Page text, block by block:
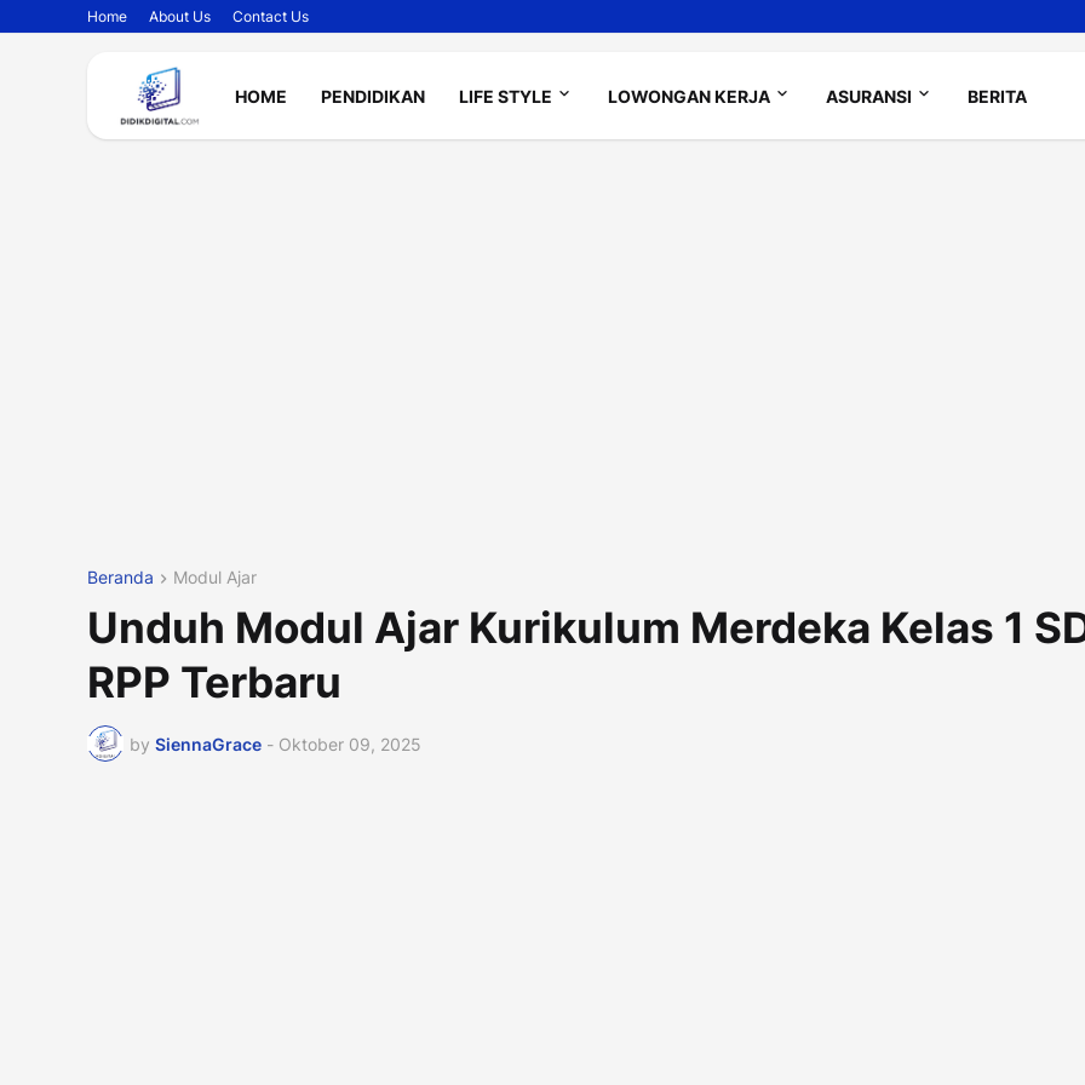
Home About Us Contact Us
HOME PENDIDIKAN LIFE STYLE LOWONGAN KERJA ASURANSI BERITA
Beranda Modul Ajar
Unduh Modul Ajar Kurikulum Merdeka Kelas 1
RPP Terbaru
by SiennaGrace - Oktober 09, 2025